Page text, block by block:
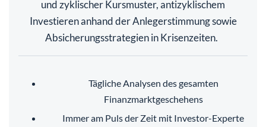
und zyklischer Kursmuster, antizyklischem
Investieren anhand der Anlegerstimmung sowie
Absicherungsstrategien in Krisenzeiten.
Tägliche Analysen des gesamten
Finanzmarktgeschehens
Immer am Puls der Zeit mit Investor-Experte